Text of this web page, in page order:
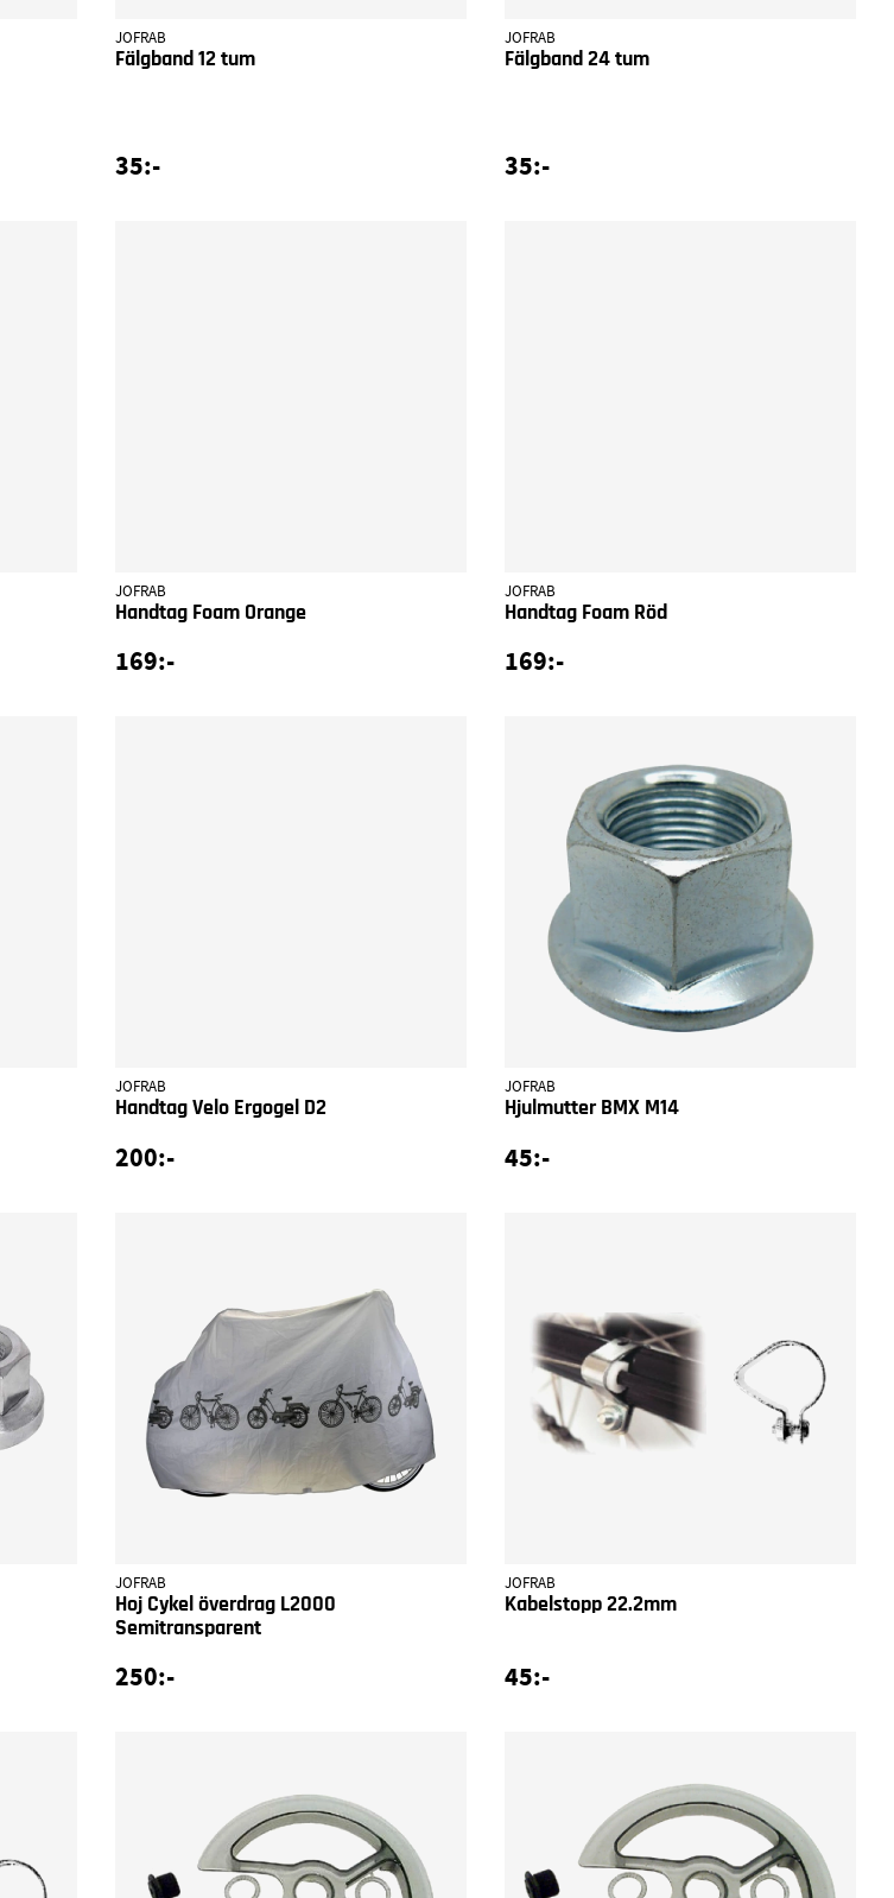
JOFRAB
Fälgband 12 tum
35:-
JOFRAB
Fälgband 24 tum
35:-
JOFRAB
Handtag Foam Orange
169:-
JOFRAB
Handtag Foam Röd
169:-
JOFRAB
Handtag Velo Ergogel D2
200:-
JOFRAB
Hjulmutter BMX M14
45:-
JOFRAB
Hoj Cykel överdrag L2000
Semitransparent
250:-
JOFRAB
Kabelstopp 22.2mm
45:-